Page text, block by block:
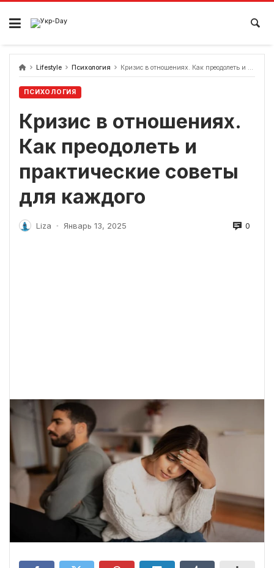
перейти
содержанию
Lifestyle Психология Кризис в отношениях. Как преодолеть и практические советы для каждого
ПСИХОЛОГИЯ
Кризис в отношениях.
Как преодолеть и
практические советы
для каждого
Liza - Январь 13, 2025 0